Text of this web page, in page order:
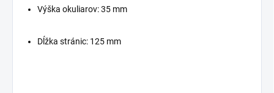
Výška okuliarov: 35 mm
Dĺžka stránic: 125 mm